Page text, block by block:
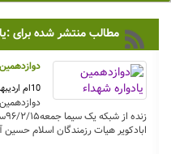
مطالب منتشر شده برای
10ام اردیبهشت 1396
ابادکویر هیات رزمندگان اسلام حسین